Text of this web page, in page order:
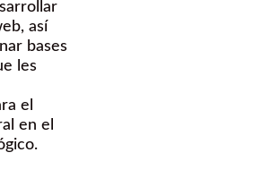
así
bases
les
el
en el